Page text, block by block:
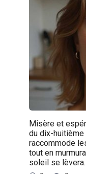
Misère et
du dix-huitième
raccommode
tout en
soleil se lèvera.